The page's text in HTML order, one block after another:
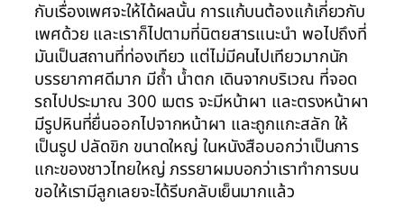
กับเรื่องเพศจะให้ได้ผลนั้น การแก้บนต้องแก้เกี่ยวกับ
เพศด้วย และเราก็ไปตามที่นิตยสารแนะนำ พอไปถึงที่
มันเป็นสถานที่ท่องเทียว แต่ไม่มีคนไปเทียวมากนัก
บรรยากาศดีมาก มีถ้ำ น้ำตก เดินจากบริเวณ ที่จอด
รถไปประมาณ 300 เมตร จะมีหน้าผา และตรงหน้าผา
มีรูปหินที่ยื่นออกไปจากหน้าผา และถูกแกะสลัก ให้
เป็นรูป ปลัดขิก ขนาดใหญ่ ในหนังสือบอกว่าเป็นการ
แกะของชาวไทยใหญ่ ภรรยาผมบอกว่าเราทำการบน
ขอให้เรามีลูกเลยจะได้รีบกลับเย็นมากแล้ว